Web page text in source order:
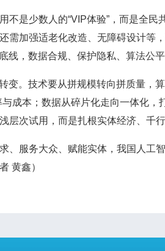
是少数人的“VIP体验”，而是全民
需加强适老化改造、无障碍设计
线，数据合规、保护隐私、算法公
技术要从拼规模转向拼质量，算
成本；数据从碎片化走向一体化
层次试用，而是扎根实体经济、千
服务大众、赋能实体，我国人工
黄鑫）